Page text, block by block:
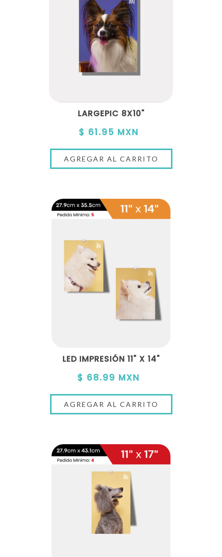
LARGEPIC 8X10"
$ 61.95 MXN
LED IMPRESIÓN 11" X 14"
$ 68.99 MXN